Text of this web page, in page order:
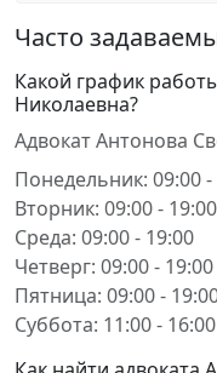
Часто
Какой график
Николаевна?
Адвокат Антонова
Понедельник: 09:00 -
Вторник: 09:00 - 19:00
Среда: 09:00 - 19:00
Четверг: 09:00 - 19:00
Пятница: 09:00 -
Суббота: 11:00 - 16:00